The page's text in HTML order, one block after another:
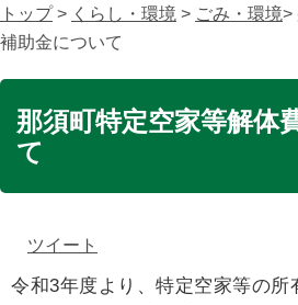
トップ> くらし・環境 > ごみ・環境>
補助金について
那須町特定空家等解体
て
ツイート
令和3年度より、特定空家等の所